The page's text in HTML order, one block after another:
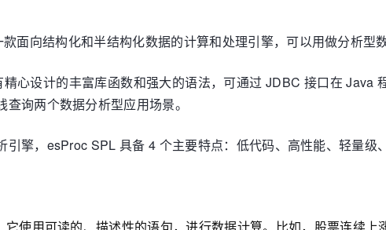
面向结构化和半结构化数据的计算和处理引擎，可以用做分析型
心设计的丰富库函数和强大的语法，可通过 JDBC 接口在 Java
查询两个数据分析型应用场景。
引擎，esProc SPL 具备 4 个主要特点：低代码、高性能、轻量级